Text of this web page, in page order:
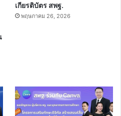
เกียรติบัตร สพฐ.
พฤษภาคม 26, 2026